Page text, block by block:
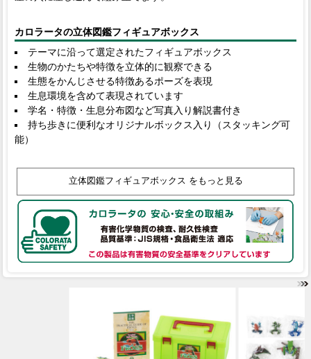
カロラータの立体図鑑フィギュアボックス
テーマに沿って選定されたフィギュアボックス
生物のかたちや特徴を立体的に観察できる
生態をかんじさせる特徴あるポーズを表現
生息環境を含めて表現されています
学名・特徴・生息分布図など写真入り解説書付き
持ち歩きに便利なオリジナルボックス入り（スタッキング可
能）
立体図鑑フィギュアボックス をもっと見る